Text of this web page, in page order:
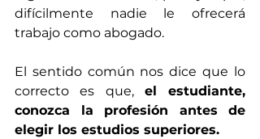
difícilmente nadie le ofrecerá
trabajo como abogado.
El sentido común nos dice que lo
correcto es que, el estudiante,
conozca la profesión antes de
elegir los estudios superiores.